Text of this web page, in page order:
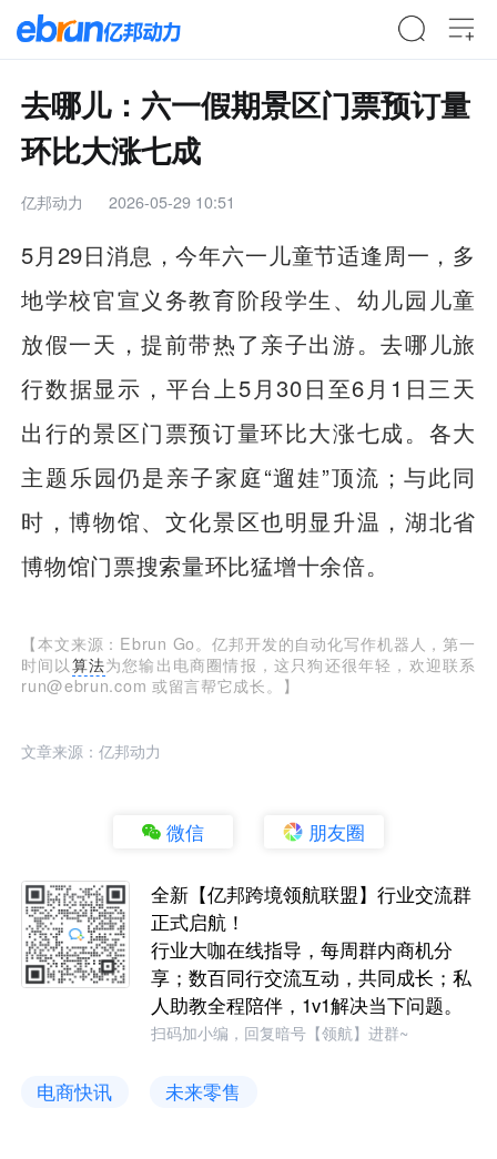
去哪儿：六一假期景区门票预订量
环比大涨七成
亿邦动力 2026-05-29 10:51
5月29日消息，今年六一儿童节适逢周一，多
地学校官宣义务教育阶段学生、幼儿园儿童
放假一天，提前带热了亲子出游。去哪儿旅
行数据显示，平台上5月30日至6月1日三天
出行的景区门票预订量环比大涨七成。各大
主题乐园仍是亲子家庭“遛娃”顶流；与此同
时，博物馆、文化景区也明显升温，湖北省
博物馆门票搜索量环比猛增十余倍。
【本文来源：Ebrun Go。亿邦开发的自动化写作机器人，第一
时间以 算法为您输出电商圈情报，这只狗还很年轻，欢迎联系
run@ebrun.com 或留言帮它成长。】
文章来源：亿邦动力
微信 朋友圈
全新【亿邦跨境领航联盟】行业交流群
正式启航！
行业大咖在线指导，每周群内商机分
享；数百同行交流互动，共同成长；私
人助教全程陪伴，1v1解决当下问题。
扫码加小编，回复暗号【领航】进群~
电商快讯 未来零售